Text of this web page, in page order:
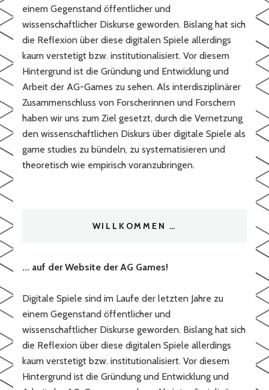
einem Gegenstand öffentlicher und
wissenschaftlicher Diskurse geworden. Bislang hat sich
die Reflexion über diese digitalen Spiele allerdings
kaum verstetigt bzw. institutionalisiert. Vor diesem
Hintergrund ist die Gründung und Entwicklung und
Arbeit der AG-Games zu sehen. Als interdisziplinärer
Zusammenschluss von Forscherinnen und Forschern
haben wir uns zum Ziel gesetzt, durch die Vernetzung
den wissenschaftlichen Diskurs über digitale Spiele als
game studies zu bündeln, zu systematisieren und
theoretisch wie empirisch voranzubringen.
WILLKOMMEN …
... auf der Website der AG Games!
Digitale Spiele sind im Laufe der letzten Jahre zu
einem Gegenstand öffentlicher und
wissenschaftlicher Diskurse geworden. Bislang hat sich
die Reflexion über diese digitalen Spiele allerdings
kaum verstetigt bzw. institutionalisiert. Vor diesem
Hintergrund ist die Gründung und Entwicklung und